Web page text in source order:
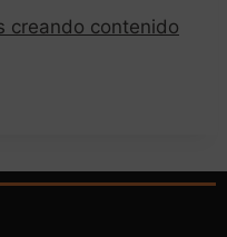
creando contenido